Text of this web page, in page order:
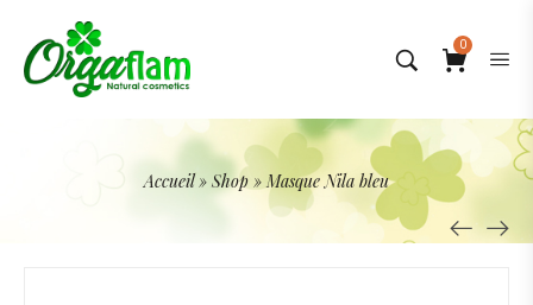
0
Accueil» Shop »Masque Nila bleu